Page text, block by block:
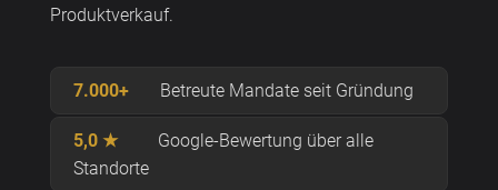
Produktverkauf.
7.000+Betreute Mandate seit Gründung
5,0 ★Google-Bewertung über alle
Standorte